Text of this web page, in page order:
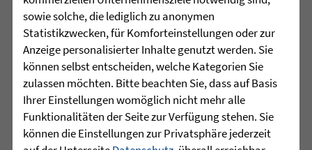
entdecken
Manchmal beginnt die wichtigste Reise
nicht mit einer Entfernung, sondern mit
dem Schritt aus der eigenen
Komfortzone. Für eine Gruppe junger
Menschen aus dem Martinshaus
Kleintobel führte dieser Schritt im Juni
sowie solche, die lediglich zu anonymen
Statistikzwecken, für Komforteinstellungen oder zur
Anzeige personalisierter Inhalte genutzt werden. Sie
können selbst entscheiden, welche Kategorien Sie
zulassen möchten. Bitte beachten Sie, dass auf Basis
Ihrer Einstellungen womöglich nicht mehr alle
Funktionalitäten der Seite zur Verfügung stehen. Sie
können die Einstellungen zur Privatsphäre jederzeit